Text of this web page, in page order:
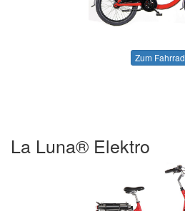
Zum Fahrrad
La Luna® Elektro